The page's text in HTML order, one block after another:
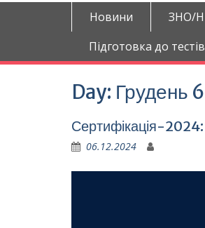
Новини ЗНО/
Підготовка до тестів
Day: Грудень
Сертифікація-2024:
06.12.2024